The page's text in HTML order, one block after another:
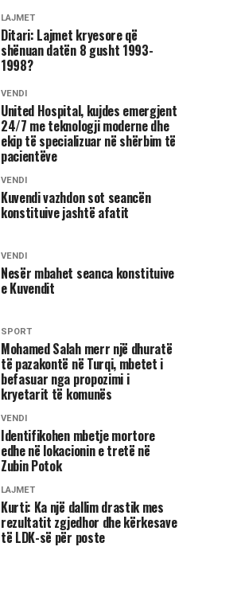
LAJMET
Ditari: Lajmet kryesore që
shënuan datën 8 gusht 1993-
1998?
VENDI
United Hospital, kujdes emergjent
24/7 me teknologji moderne dhe
ekip të specializuar në shërbim të
pacientëve
VENDI
Kuvendi vazhdon sot seancën
konstituive jashtë afatit
VENDI
Nesër mbahet seanca konstituive
e Kuvendit
SPORT
Mohamed Salah merr një dhuratë
të pazakontë në Turqi, mbetet i
befasuar nga propozimi i
kryetarit të komunës
VENDI
Identifikohen mbetje mortore
edhe në lokacionin e tretë në
Zubin Potok
LAJMET
Kurti: Ka një dallim drastik mes
rezultatit zgjedhor dhe kërkesave
të LDK-së për poste